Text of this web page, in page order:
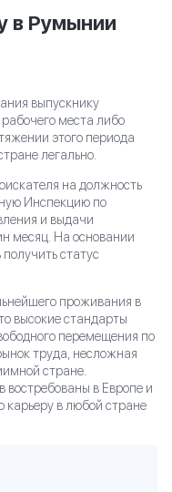
в Румынии
выпускнику
места либо
этого периода
легально.
на должность
Инспекцию по
и выдачи
месяц. На основании
статус
проживания в
высокие стандарты
перемещения по
труда, несложная
стране.
востребованы в Европе и
в любой стране